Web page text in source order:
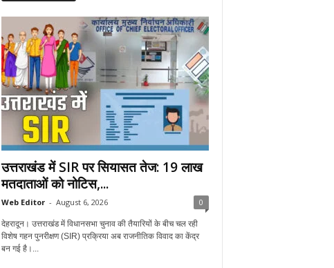
उत्तराखंड में SIR पर सियासत तेज: 19 लाख
मतदाताओं को नोटिस,...
Web Editor - August 6, 2026 0
देहरादून। उत्तराखंड में विधानसभा चुनाव की तैयारियों के बीच चल रही
विशेष गहन पुनरीक्षण (SIR) प्रक्रिया अब राजनीतिक विवाद का केंद्र
बन गई है।...